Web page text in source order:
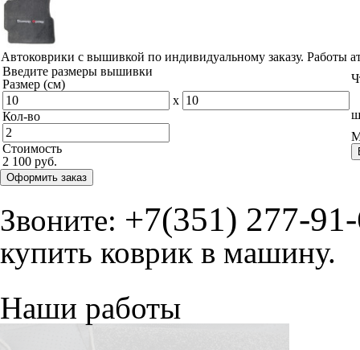
Автоковрики с вышивкой по индивидуальному заказу. Работы
Введите размеры вышивки
Размер (см)
x
Кол-во
Стоимость
2 100 руб.
Оформить заказ
Звоните: +7(351) 277-
купить коврик в машину.
Наши работы